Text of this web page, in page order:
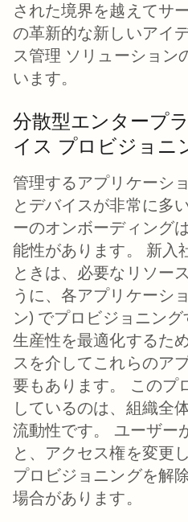
された境界を越えてサ
の革新的な新しいアイ
ス管理 ソリューション
います。
分散型エンタープ
イス プロビジョニ
管理するアプリケーシ
とデバイスが非常に多
ーのオンボーディング
能性があります。 新入
ときは、必要なリソー
うに、各アプリケーシ
ン) でプロビジョニング
生産性を最適化するた
スを介してこれらのア
要もあります。 このプ
しているのは、組織全
流動性です。 ユーザー
と、アクセス権を変更
プロビジョニングを解
場合があります。